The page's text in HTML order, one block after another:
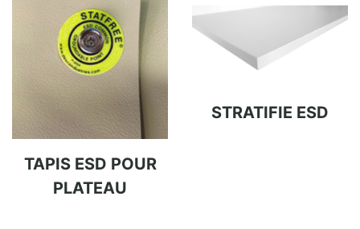
TAPIS ESD POUR
PLATEAU
STRATIFIE ESD